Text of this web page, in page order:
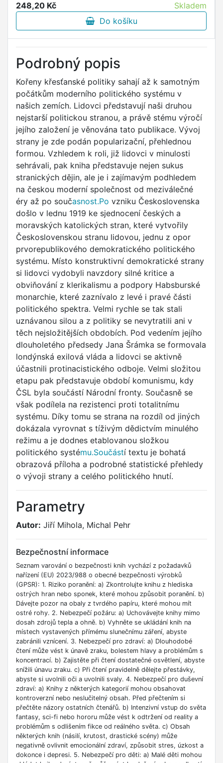
248,20 Kč
Skladem
Do košíku
Podrobný popis
Kořeny křesťanské politiky sahají až k samotným
počátkům moderního politického systému v
našich zemích. Lidovci představují naši druhou
nejstarší politickou stranou, a právě stému výročí
jejího založení je věnována tato publikace. Vývoj
strany je zde podán popularizační, přehlednou
formou. Vzhledem k roli, již lidovci v minulosti
sehrávali, pak kniha představuje nejen sukus
stranických dějin, ale je i zajímavým podhledem
na českou moderní společnost od meziválečné
éry až po současnost.Po vzniku Československa
došlo v lednu 1919 ke sjednocení českých a
moravských katolických stran, které vytvořily
Československou stranu lidovou, jednu z opor
prvorepublikového demokratického politického
systému. Místo konstruktivní demokratické strany
si lidovci vydobyli navzdory silné kritice a
obviňování z klerikalismu a podpory Habsburské
monarchie, které zaznívalo z levé i pravé části
politického spektra. Velmi rychle se tak stali
uznávanou silou a z politiky se nevytratili ani v
těch nejsložitějších obdobích. Pod vedením jejího
dlouholetého předsedy Jana Šrámka se formovala
londýnská exilová vláda a lidovci se aktivně
účastnili protinacistického odboje. Velmi složitou
etapu pak představuje období komunismu, kdy
ČSL byla součástí Národní fronty. Současně se
však podílela na rezistenci proti totalitnímu
systému. Díky tomu se strana na rozdíl od jiných
dokázala vyrovnat s tíživým dědictvím minulého
režimu a je dodnes etablovanou složkou
politického systému.Součástí textu je bohatá
obrazová příloha a podrobné statistické přehledy
o vývoji strany a celého politického hnutí.
Parametry
Autor: Jiří Mihola, Michal Pehr
Bezpečnostní informace
Seznam varování o bezpečnosti knih vychází z požadavků
nařízení (EU) 2023/988 o obecné bezpečnosti výrobků
(GPSR): 1. Riziko poranění: a) Zkontrolujte knihu z hlediska
ostrých hran nebo sponek, které mohou způsobit poranění. b)
Dávejte pozor na obaly z tvrdého papíru, které mohou mít
ostré rohy. 2. Nebezpečí požáru: a) Uchovávejte knihy mimo
dosah zdrojů tepla a ohně. b) Vyhněte se ukládání knih na
místech vystavených přímému slunečnímu záření, abyste
zabránili vznícení. 3. Nebezpečí pro zdraví: a) Dlouhodobé
čtení může vést k únavě zraku, bolestem hlavy a problémům s
koncentrací. b) Zajistěte při čtení dostatečné osvětlení, abyste
snížili únavu zraku. c) Při čtení pravidelně dělejte přestávky,
abyste si uvolnili oči a uvolnili svaly. 4. Nebezpečí pro duševní
zdraví: a) Knihy z některých kategorií mohou obsahovat
kontroverzní nebo neslučitelný obsah. Před přečtením si
přečtěte názory ostatních čtenářů. b) Intenzivní vstup do světa
fantasy, sci-fi nebo hororu může vést k odtržení od reality a
problémům s odlišením fikce od reálného světa. c) Obsah
některých knih (násilí, krutost, drastické scény) může
negativně ovlivnit emocionální zdraví, způsobit stres, úzkost a
dokonce i depresi. 5. Nebezpečí pro děti: a) Malé děti mohou